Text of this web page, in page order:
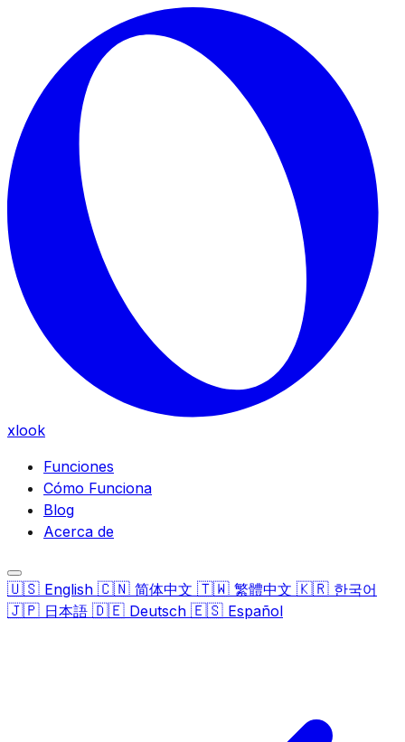
Skip to main content
xlook
Funciones
Cómo Funciona
Blog
Acerca de
🇺🇸 English 🇨🇳 简体中文 🇹🇼 繁體中文 🇰🇷 한국어
🇯🇵 日本語 🇩🇪 Deutsch 🇪🇸 Español